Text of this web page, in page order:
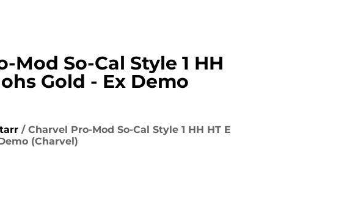
Mod So-Cal Style 1 HH
Gold - Ex Demo
/ Charvel Pro-Mod So-Cal Style 1 HH HT E
(Charvel)